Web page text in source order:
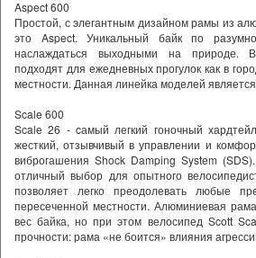
Aspect 600
Простой, с элегантным дизайном рамы из
это Aspect. Уникальный байк по
наслаждаться выходными на природе.
подходят для ежедневных прогулок как в
местности. Данная линейка моделей
Scale 600
Scale 26 - cамый легкий гоночный
жесткий, отзывчивый в управлении и
виброгашения Shock Damping System
отличный выбор для опытного
позволяет легко преодолевать любые
пересеченной местности. Алюминиевая
вес байка, но при этом велосипед Scott
прочности: рама «не боится» влияния